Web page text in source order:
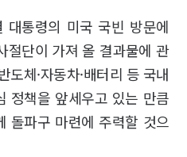
통령의 미국 국빈 방문에
절단이 가져 올 결과물에 관
체·자동차·배터리 등 국내
정책을 앞세우고 있는 만큼
돌파구 마련에 주력할 것으